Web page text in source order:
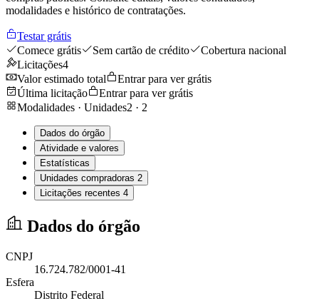
modalidades e histórico de contratações.
Testar grátis
Comece grátis
Sem cartão de crédito
Cobertura nacional
Licitações4
Valor estimado total
Entrar para ver grátis
Última licitação
Entrar para ver grátis
Modalidades · Unidades2 · 2
Dados do órgão
Atividade e valores
Estatísticas
Unidades compradoras 2
Licitações recentes 4
Dados do órgão
CNPJ
16.724.782/0001-41
Esfera
Distrito Federal